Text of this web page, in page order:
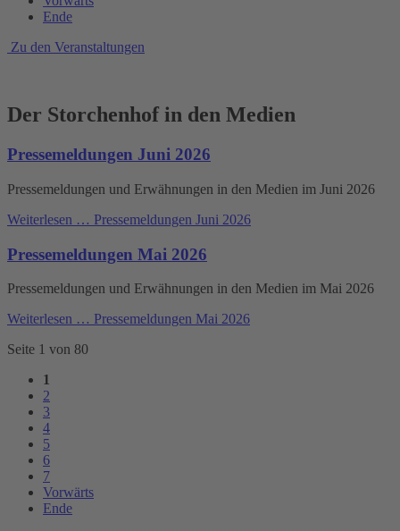
Ende
Zu den Veranstaltungen
Der Storchenhof in den Medien
Pressemeldungen Juni 2026
Pressemeldungen und Erwähnungen in den Medien im Juni 2026
Weiterlesen … Pressemeldungen Juni 2026
Pressemeldungen Mai 2026
Pressemeldungen und Erwähnungen in den Medien im Mai 2026
Weiterlesen … Pressemeldungen Mai 2026
Seite 1 von 80
1
2
3
4
5
6
7
Vorwärts
Ende